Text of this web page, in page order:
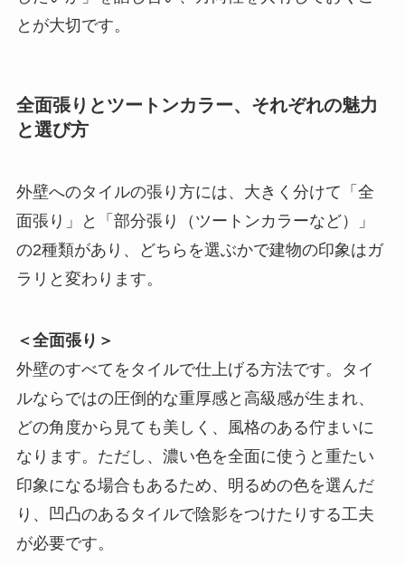
とが大切です。
全面張りとツートンカラー、それぞれの魅力
と選び方
外壁へのタイルの張り方には、大きく分けて「全
面張り」と「部分張り（ツートンカラーなど）」
の2種類があり、どちらを選ぶかで建物の印象はガ
ラリと変わります。
＜全面張り＞
外壁のすべてをタイルで仕上げる方法です。タイ
ルならではの圧倒的な重厚感と高級感が生まれ、
どの角度から見ても美しく、風格のある佇まいに
なります。ただし、濃い色を全面に使うと重たい
印象になる場合もあるため、明るめの色を選んだ
り、凹凸のあるタイルで陰影をつけたりする工夫
が必要です。